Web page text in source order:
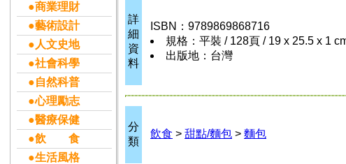
●商業理財
●藝術設計
●人文史地
●社會科學
●自然科普
●心理勵志
●醫療保健
●飲 食
●生活風格
詳
細
資
料
ISBN：9789869868716
規格：平裝 / 128頁 / 19 x 25.5 x 1
出版地：台灣
分
類
飲食 > 甜點/麵包 > 麵包